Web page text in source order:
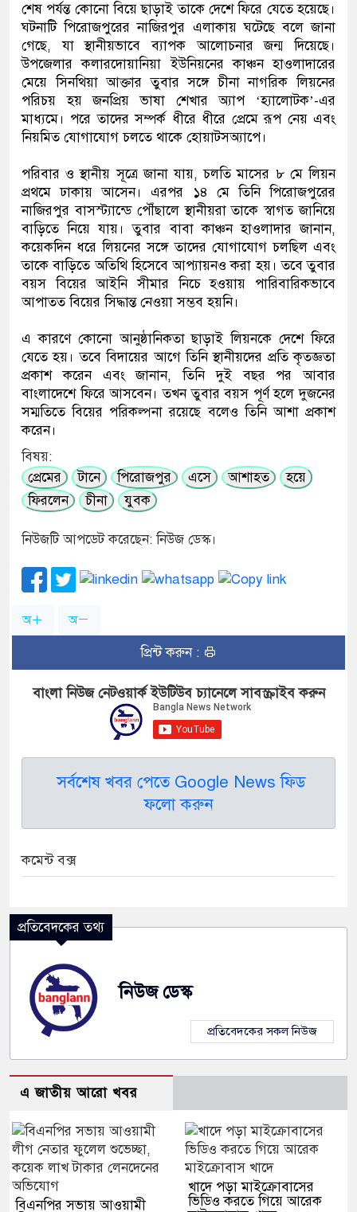
শেষ পর্যন্ত কোনো বিয়ে ছাড়াই তাকে দেশে ফিরে যেতে হয়েছে।
ঘটনাটি পিরোজপুরের নাজিরপুর এলাকায় ঘটেছে বলে জানা
গেছে, যা স্থানীয়ভাবে ব্যাপক আলোচনার জন্ম দিয়েছে।
উপজেলার কলারদোয়ানিয়া ইউনিয়নের কাঞ্চন হাওলাদারের
মেয়ে সিনথিয়া আক্তার তুবার সঙ্গে চীনা নাগরিক লিয়নের
পরিচয় হয় জনপ্রিয় ভাষা শেখার অ্যাপ ‘হ্যালোটক’-এর
মাধ্যমে। পরে তাদের সম্পর্ক ধীরে ধীরে প্রেমে রূপ নেয় এবং
নিয়মিত যোগাযোগ চলতে থাকে হোয়াটসঅ্যাপে।
পরিবার ও স্থানীয় সূত্রে জানা যায়, চলতি মাসের ৮ মে লিয়ন
প্রথমে ঢাকায় আসেন। এরপর ১৪ মে তিনি পিরোজপুরের
নাজিরপুর বাসস্ট্যান্ডে পৌঁছালে স্থানীয়রা তাকে স্বাগত জানিয়ে
বাড়িতে নিয়ে যায়। তুবার বাবা কাঞ্চন হাওলাদার জানান,
কয়েকদিন ধরে লিয়নের সঙ্গে তাদের যোগাযোগ চলছিল এবং
তাকে বাড়িতে অতিথি হিসেবে আপ্যায়নও করা হয়। তবে তুবার
বয়স বিয়ের আইনি সীমার নিচে হওয়ায় পারিবারিকভাবে
আপাতত বিয়ের সিদ্ধান্ত নেওয়া সম্ভব হয়নি।
এ কারণে কোনো আনুষ্ঠানিকতা ছাড়াই লিয়নকে দেশে ফিরে
যেতে হয়। তবে বিদায়ের আগে তিনি স্থানীয়দের প্রতি কৃতজ্ঞতা
প্রকাশ করেন এবং জানান, তিনি দুই বছর পর আবার
বাংলাদেশে ফিরে আসবেন। তখন তুবার বয়স পূর্ণ হলে দুজনের
সম্মতিতে বিয়ের পরিকল্পনা রয়েছে বলেও তিনি আশা প্রকাশ
করেন।
বিষয়:
প্রেমের
টানে পিরোজপুর এসে আশাহত
হয়ে
ফিরলেন
চীনা যুবক
নিউজটি আপডেট করেছেন: নিউজ ডেস্ক।
অ অ
প্রিন্ট করুন :
বাংলা নিউজ নেটওয়ার্ক ইউটিউব চ্যানেলে সাবস্ক্রাইব করুন
সর্বশেষ খবর পেতে Google News ফিড
ফলো করুন
কমেন্ট বক্স
প্রতিবেদকের তথ্য
নিউজ ডেস্ক
প্রতিবেদকের সকল নিউজ
এ জাতীয় আরো খবর
বিএনপির সভায় আওয়ামী
খাদে পড়া মাইক্রোবাসের
ভিডিও করতে গিয়ে আরেক